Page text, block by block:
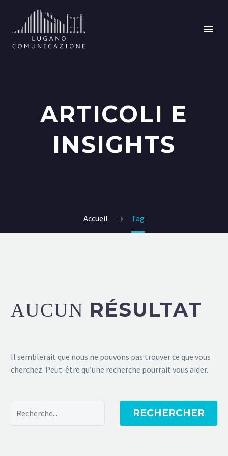
ARTICOLI E
INSIGHTS
Accueil Tag
AUCUN RÉSULTAT
Il semblerait que nous ne pouvons pas trouver ce que vous
cherchez. Peut-être qu’une recherche pourrait vous aider.
RECHERCHER